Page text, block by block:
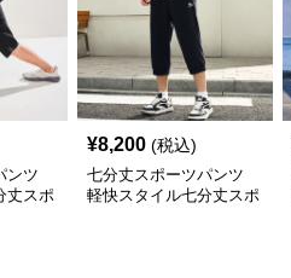
ンツ
丈スポ
¥8,200 (税込)
七分丈スポーツパンツ
軽快スタイル七分丈スポ